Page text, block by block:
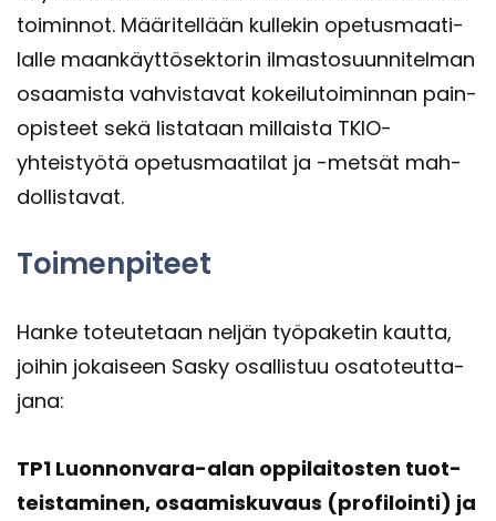
toi­min­not. Mää­ri­tel­lään kul­le­kin ope­tus­maa­ti­
lal­le maan­käyt­tö­sek­to­rin il­mas­to­suun­ni­tel­man
osaa­mis­ta vah­vis­ta­vat ko­kei­lu­toi­min­nan pain­
opis­teet sekä lis­ta­taan mil­lais­ta TKIO-​
yhteistyötä ope­tus­maa­ti­lat ja -​metsät mah­
dol­lis­ta­vat.
Toi­men­pi­teet
Hanke to­teu­te­taan nel­jän työ­pa­ke­tin kaut­ta,
joi­hin jo­kai­seen Sasky osal­lis­tuu osa­to­teut­ta­
ja­na:
TP1 Luonnonvara-​alan op­pi­lai­tos­ten tuot­
teis­ta­mi­nen, osaa­mis­ku­vaus (pro­fi­loin­ti) ja